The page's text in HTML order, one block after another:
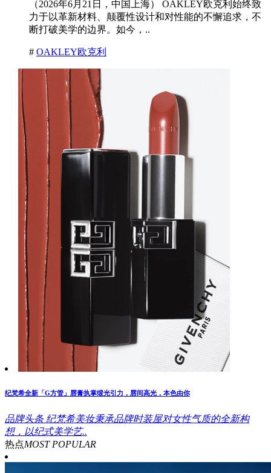
（2026年6月21日，中国上海） OAKLEY欧克利始终致
力于以革新材料、颠覆性设计和对性能的不懈追求，不
断打破美学的边界。如今，..
# OAKLEY欧克利
纪梵希全新「G方管」唇膏执掌缎光引力，唇间高光，本色由你
品牌头条 纪梵希美妆秉承品牌时装屋对女性气质的全新构
想，以纪式美学艺..
热点MOST POPULAR